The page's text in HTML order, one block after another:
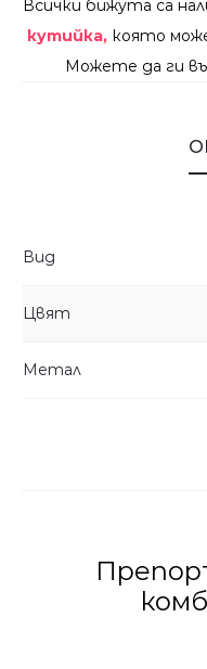
Всички бижута са
кутийка, която
Можете да ги
Вид
Цвят
Метал